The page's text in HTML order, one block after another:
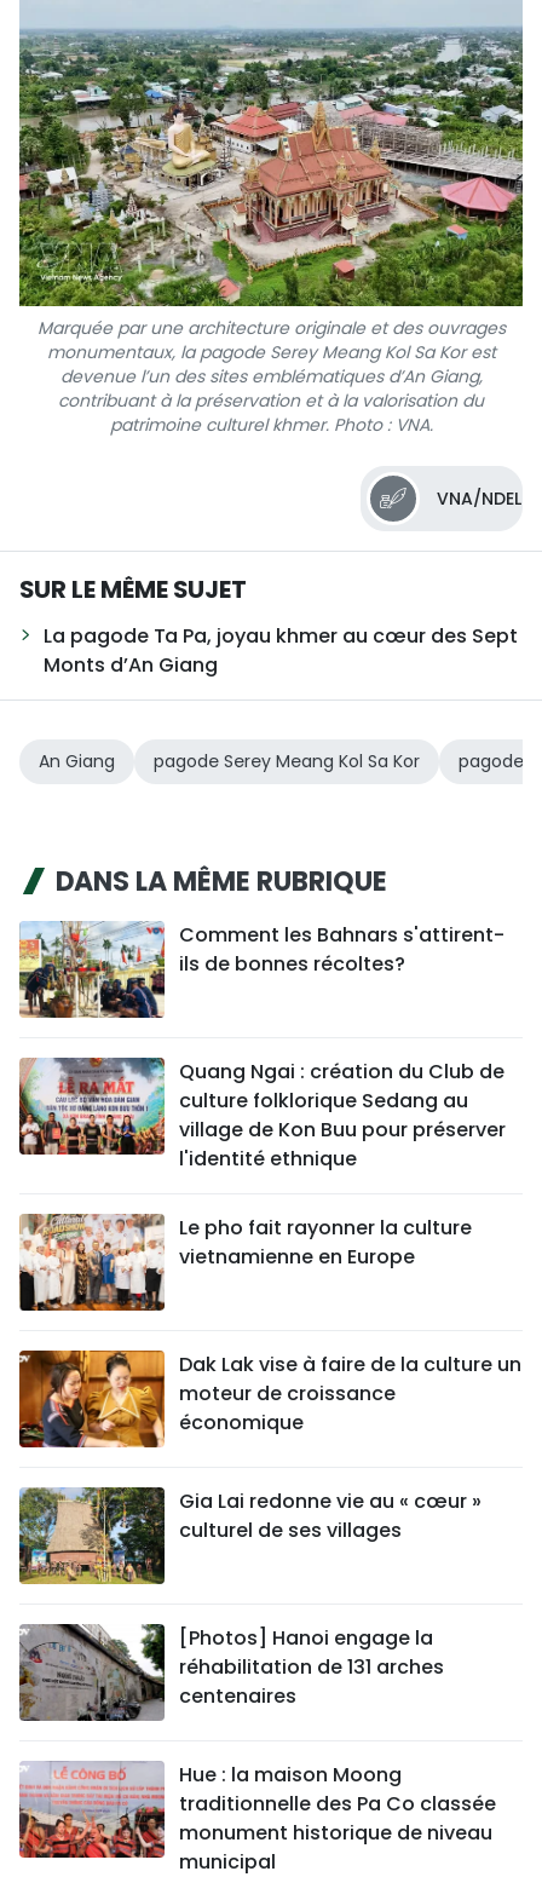
Marquée par une architecture originale et des ouvrages
monumentaux, la pagode Serey Meang Kol Sa Kor est
devenue l’un des sites emblématiques d’An Giang,
contribuant à la préservation et à la valorisation du
patrimoine culturel khmer. Photo : VNA.
VNA/NDEL
SUR LE MÊME SUJET
La pagode Ta Pa, joyau khmer au cœur des Sept
Monts d’An Giang
An Giang pagode Serey Meang Kol Sa Kor pagode
DANS LA MÊME RUBRIQUE
Comment les Bahnars s'attirent-
ils de bonnes récoltes?
Quang Ngai : création du Club de
culture folklorique Sedang au
village de Kon Buu pour préserver
l'identité ethnique
Le pho fait rayonner la culture
vietnamienne en Europe
Dak Lak vise à faire de la culture un
moteur de croissance
économique
Gia Lai redonne vie au « cœur »
culturel de ses villages
[Photos] Hanoi engage la
réhabilitation de 131 arches
centenaires
Hue : la maison Moong
traditionnelle des Pa Co classée
monument historique de niveau
municipal